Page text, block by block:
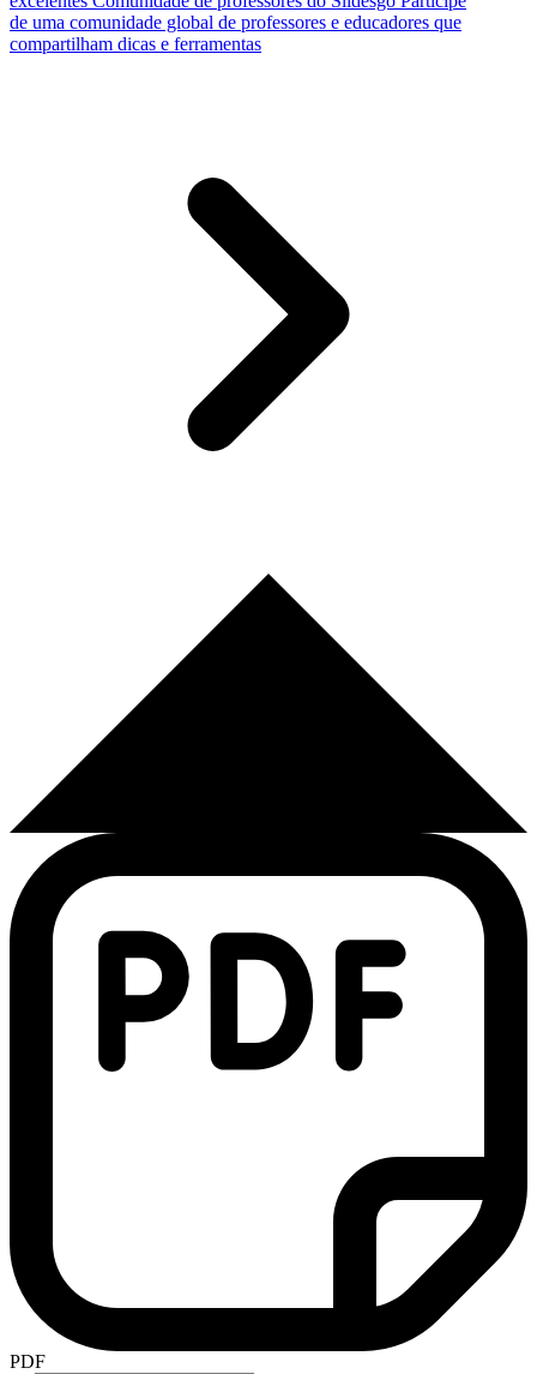
de uma comunidade global de professores e educadores que
compartilham dicas e ferramentas
PDF